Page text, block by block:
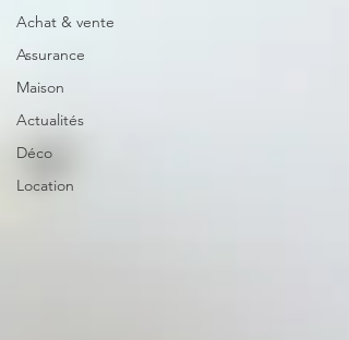
Achat & vente
Assurance
Maison
Actualités
Déco
Location